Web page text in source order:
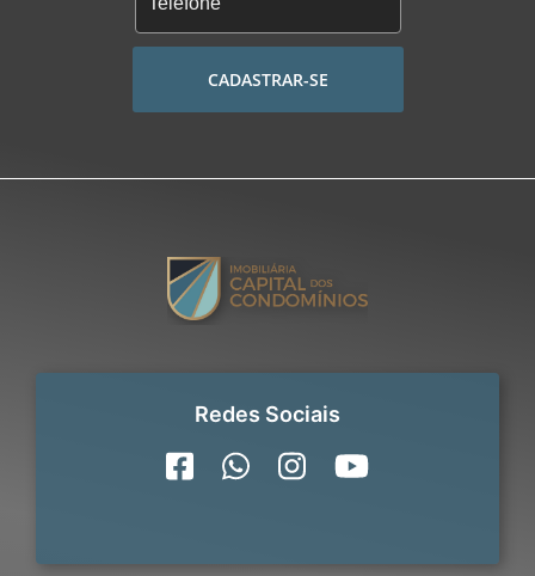
CADASTRAR-SE
Redes Sociais